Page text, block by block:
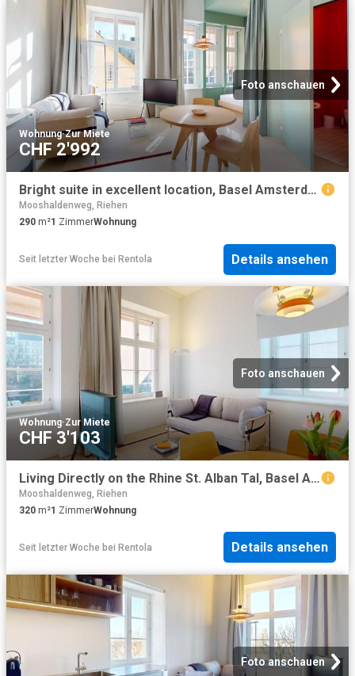
Foto anschauen
Wohnung·Zur Miete
CHF 2'992
Bright suite in excellent location, Basel Amsterdam Apartments for Rent
Mooshaldenweg, Riehen
290 m²1 ZimmerWohnung
Seit letzter Woche bei Rentola Details ansehen
Foto anschauen
Wohnung·Zur Miete
CHF 3'103
Living Directly on the Rhine St. Alban Tal, Basel Amsterdam Apartments for Rent
Mooshaldenweg, Riehen
320 m²1 ZimmerWohnung
Seit letzter Woche bei Rentola Details ansehen
Foto anschauen